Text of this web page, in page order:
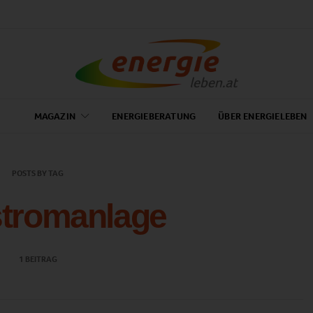
MAGAZIN ENERGIEBERATUNG ÜBER ENERGIELEBEN
POSTS BY TAG
1 BEITRAG